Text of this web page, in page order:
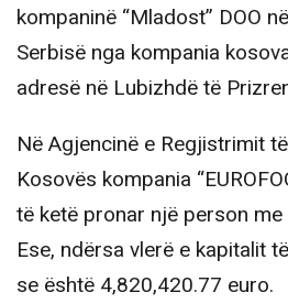
kompaninë “Mladost” DOO
Serbisë nga kompania
adresë në Lubizhdë të
Në Agjencinë e Regjistrimit
Kosovës kompania
të ketë pronar një person
Ese, ndërsa vlerë e kapitalit
se është 4,820,420.77 euro.